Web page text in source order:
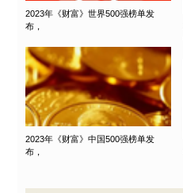
2023年《财富》世界500强榜单发
布，
2023年《财富》中国500强榜单发
布，